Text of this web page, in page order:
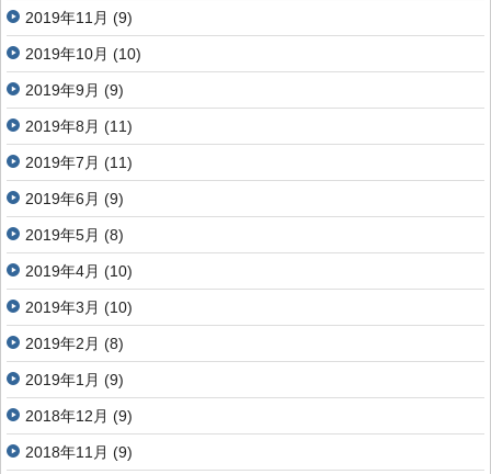
2019年11月 (9)
2019年10月 (10)
2019年9月 (9)
2019年8月 (11)
2019年7月 (11)
2019年6月 (9)
2019年5月 (8)
2019年4月 (10)
2019年3月 (10)
2019年2月 (8)
2019年1月 (9)
2018年12月 (9)
2018年11月 (9)